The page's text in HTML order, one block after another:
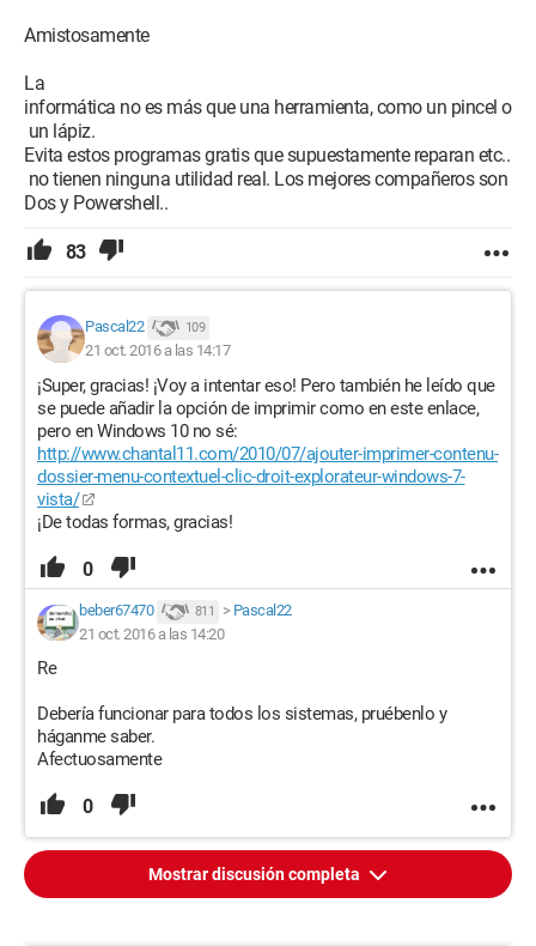
Amistosamente
La
informática no es más que una herramienta, como un pincel o
un lápiz.
Evita estos programas gratis que supuestamente reparan etc..
no tienen ninguna utilidad real. Los mejores compañeros son
Dos y Powershell..
83
Pascal22 109
21 oct. 2016 a las 14:17
¡Super, gracias! ¡Voy a intentar eso! Pero también he leído que
se puede añadir la opción de imprimir como en este enlace,
pero en Windows 10 no sé:
http://www.chantal11.com/2010/07/ajouter-imprimer-contenu-
dossier-menu-contextuel-clic-droit-explorateur-windows-7-
vista/
¡De todas formas, gracias!
0
beber67470 811 > Pascal22
21 oct. 2016 a las 14:20
Re
Debería funcionar para todos los sistemas, pruébenlo y
háganme saber.
Afectuosamente
0
Mostrar discusión completa